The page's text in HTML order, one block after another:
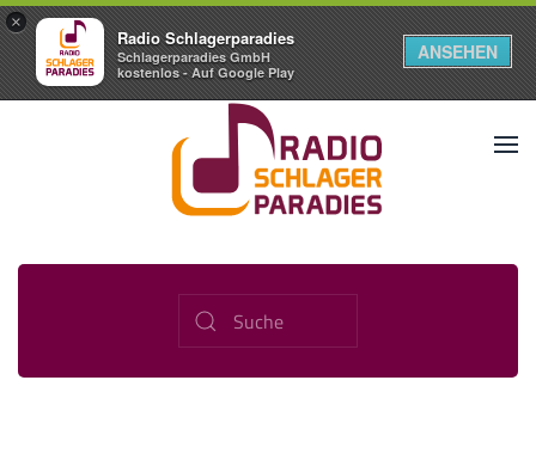
×
Radio Schlagerparadies
Schlagerparadies GmbH
kostenlos - Auf Google Play
ANSEHEN